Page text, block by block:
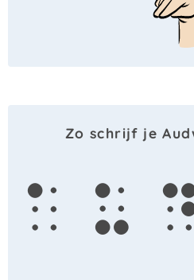
Zo schrijf je
a u